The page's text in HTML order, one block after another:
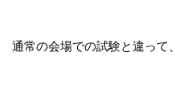
通常の会場での試験と違って、